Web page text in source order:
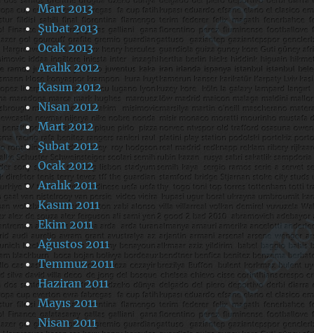
Mart 2013
Şubat 2013
Ocak 2013
Aralık 2012
Kasım 2012
Nisan 2012
Mart 2012
Şubat 2012
Ocak 2012
Aralık 2011
Kasım 2011
Ekim 2011
Ağustos 2011
Temmuz 2011
Haziran 2011
Mayıs 2011
Nisan 2011